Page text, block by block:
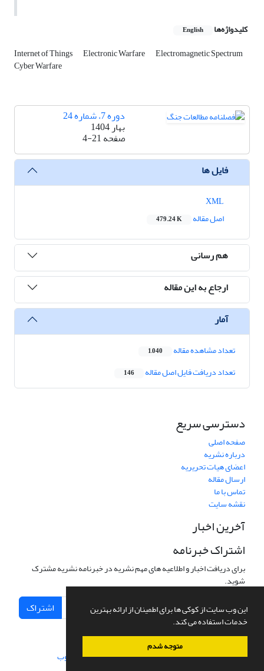
این وب سایت از کوکی ها برای اطمینان از ارائه بهترین
خدمات استفاده می کند.
متوجه شدم
کلیدواژه‌ها English
Internet of Things Electronic Warfare Electromagnetic Spectrum
Cyber Warfare
دوره 7، شماره 24
بهار 1404
صفحه4-21
فایل ها
اصل مقاله
479.24 K
هم رسانی
ارجاع به این مقاله
آمار
تعداد مشاهده مقاله 1,040
تعداد دریافت فایل اصل مقاله 146
دسترسی سریع
صفحه اصلی
درباره نشریه
اعضای هیات تحریریه
ارسال مقاله
تماس با ما
نقشه سایت
آخرین اخبار
اشتراک خبرنامه
برای دریافت اخبار و اطلاعیه های مهم نشریه در خبرنامه نشریه مشترک
شوید.
اشتراک
سامانه مدیریت نشریات علمی.طراحی و پیاده سازی از سیناوب